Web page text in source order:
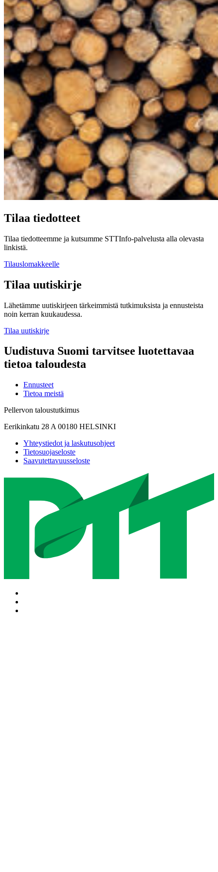
Tilaa tiedotteet
Tilaa tiedotteemme ja kutsumme STTInfo-palvelusta alla olevasta
linkistä.
Tilauslomakkeelle
Tilaa uutiskirje
Lähetämme uutiskirjeen tärkeimmistä tutkimuksista ja ennusteista
noin kerran kuukaudessa.
Tilaa uutiskirje
Uudistuva Suomi tarvitsee luotettavaa
tietoa taloudesta
Ennusteet
Tietoa meistä
Pellervon taloustutkimus
Eerikinkatu 28 A 00180 HELSINKI
Yhteystiedot ja laskutusohjeet
Tietosuojaseloste
Saavutettavuusseloste